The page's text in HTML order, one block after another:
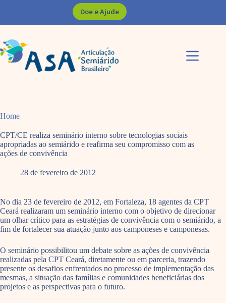
Doe e Ajude
Home
CPT/CE realiza seminário interno sobre tecnologias sociais
apropriadas ao semiárido e reafirma seu compromisso com as
ações de convivência
28 de fevereiro de 2012
No dia 23 de fevereiro de 2012, em Fortaleza, 18 agentes da CPT
Ceará realizaram um seminário interno com o objetivo de direcionar
um olhar crítico para as estratégias de convivência com o semiárido, a
fim de fortalecer sua atuação junto aos camponeses e camponesas.
O seminário possibilitou um debate sobre as ações de convivência
realizadas pela CPT Ceará, diretamente ou em parceria, trazendo
presente os desafios enfrentados no processo de implementação das
mesmas, a situação das famílias e comunidades beneficiárias dos
projetos e as perspectivas para o futuro.